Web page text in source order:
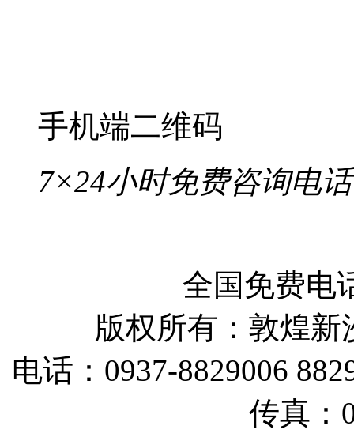
手机端二维码
7×24小时免费咨询电话
全国免费电
版权所有：敦煌
电话：0937-8829006
传真：